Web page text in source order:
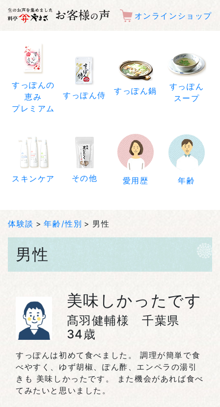
オンラインショップ
すっぽんの
恵み
プレミアム
すっぽん侍 すっぽん鍋
すっぽん
スープ
スキンケア その他 愛用歴 年齢
体験談 年齢/性別 男性
男性
美味しかったです
髙羽健輔様 千葉県
34歳
すっぽんは初めて食べました。 調理が簡単で食
べやすく、ゆず胡椒、ぽん酢、エンペラの湯引
きも 美味しかったです。 また機会があれば食べ
てみたいと思いました。